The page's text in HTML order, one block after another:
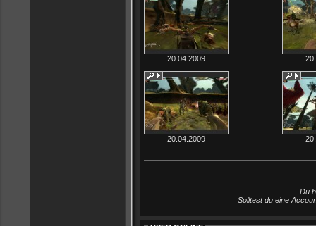
20.04.2009
20.04.2009
Du
Solltest du eine